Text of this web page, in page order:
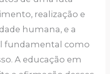
realização e
humana, e a
fundamental como
A educação em